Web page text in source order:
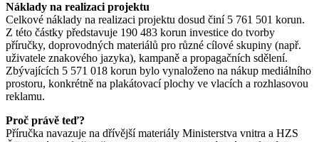
Náklady na realizaci projektu
Celkové náklady na realizaci projektu dosud činí 5 761 501 korun.
Z této částky představuje 190 483 korun investice do tvorby
příručky, doprovodných materiálů pro různé cílové skupiny (např.
uživatele znakového jazyka), kampaně a propagačních sdělení.
Zbývajících 5 571 018 korun bylo vynaloženo na nákup mediálního
prostoru, konkrétně na plakátovací plochy ve vlacích a rozhlasovou
reklamu.
Proč právě teď?
Příručka navazuje na dřívější materiály Ministerstva vnitra a HZS